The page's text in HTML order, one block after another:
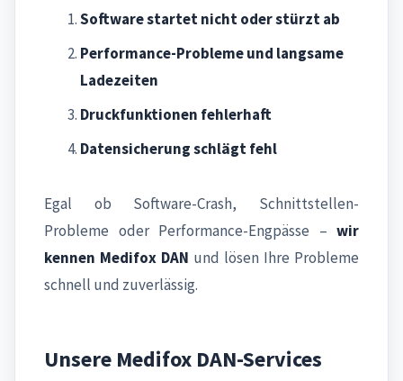
Software startet nicht oder stürzt ab
Performance-Probleme und langsame
Ladezeiten
Druckfunktionen fehlerhaft
Datensicherung schlägt fehl
Egal ob Software-Crash, Schnittstellen-
Probleme oder Performance-Engpässe – wir
kennen Medifox DAN und lösen Ihre Probleme
schnell und zuverlässig.
Unsere Medifox DAN-Services